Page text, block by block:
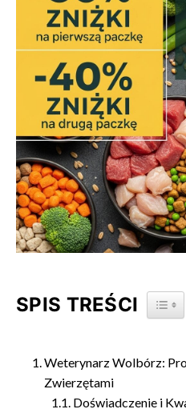
SPIS TREŚCI
Weterynarz Wolbórz:
Zwierzętami
Doświadczenie i